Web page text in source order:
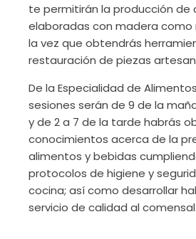
te permitirán la producción de
elaboradas con madera como
la vez que obtendrás
restauración de piezas
De la Especialidad de
sesiones serán de 9 de la
y de 2 a 7 de la tarde habrás
conocimientos acerca de la
alimentos y bebidas
protocolos de higiene y
cocina; así como desarrollar
servicio de calidad al comensal.